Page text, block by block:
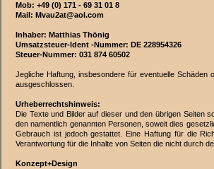
Mob: +49 (0) 171 - 69 31 01 8
Mail: Mvau2at@aol.com
Inhaber: Matthias Thönig
Umsatzsteuer-Ident -Nummer: DE 228954326
Steuer-Nummer: 031 874 60502
Jegliche Haftung, insbesondere für eventuelle
ausgeschlossen.
Urheberrechtshinweis:
Die Texte und Bilder auf dieser und den übrigen Seiten
den namentlich genannten Personen, soweit dies
Gebrauch ist jedoch gestattet. Eine Haftung für die
Verantwortung für die Inhalte von Seiten die nicht durch
Konzept+Design